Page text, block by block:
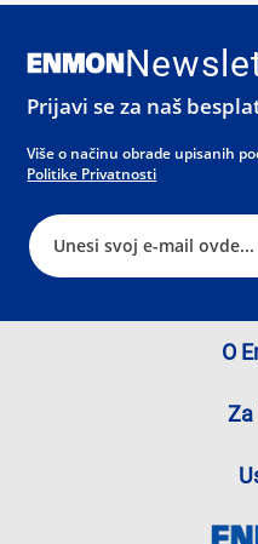
Prijavi se za naš
Više o načinu obrade upisanih
Politike Privatnosti
O
Za